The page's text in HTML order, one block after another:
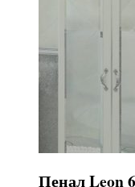
Пенал Leon